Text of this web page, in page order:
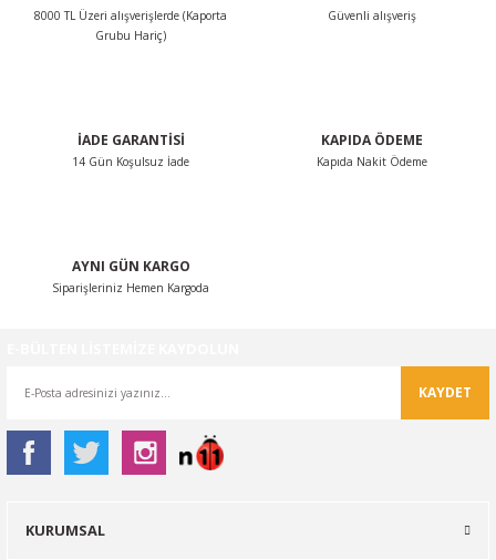
Ürün bilgilerinde hatalar bulunuyor.
8000 TL Üzeri alışverişlerde (Kaporta
Grubu Hariç)
Güvenli alışveriş
İADE GARANTİSİ
14 Gün Koşulsuz İade
KAPIDA ÖDEME
Kapıda Nakit Ödeme
AYNI GÜN KARGO
Siparişleriniz Hemen Kargoda
KAYDET
KURUMSAL